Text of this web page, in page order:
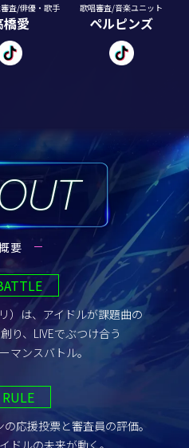
査/俳優・歌手
橋愛
歌唱審査/音楽ユニット
ペルピンズ
要
）は、アイドルが課題曲の
り、LIVEでぶつけ合う
マンスバトル。
RULE
応援投票と審査員の評価。
ドルの未来が動く。